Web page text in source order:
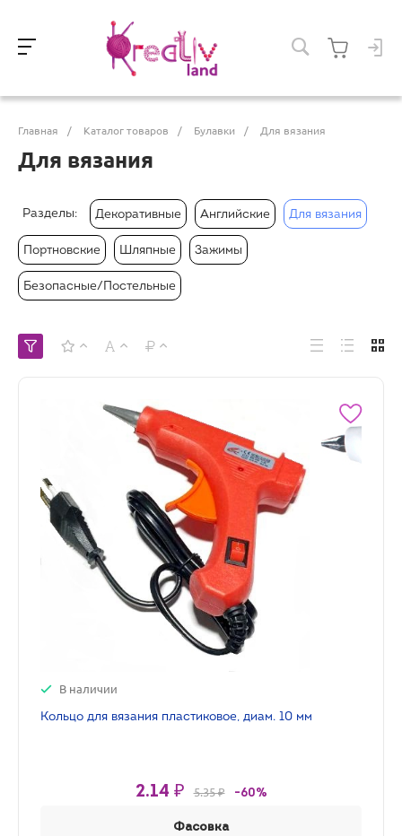
Главная / Каталог товаров / Булавки / Для вязания
Для вязания
Разделы: Декоративные Английские Для вязания
Портновские Шляпные Зажимы
Безопасные/Постельные
В наличии
Кольцо для вязания пластиковое, диам. 10 мм
2.14 ₽ 5.35 ₽ -60%
Фасовка